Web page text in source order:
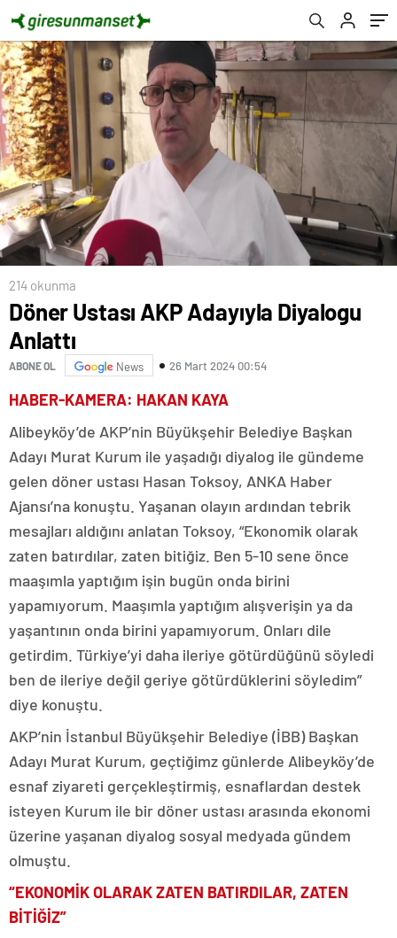
214 okunma
Döner Ustası AKP Adayıyla Diyalogu
Anlattı
ABONE OL News 26 Mart 2024 00:54
HABER-KAMERA: HAKAN KAYA
Alibeyköy’de AKP’nin Büyükşehir Belediye Başkan
Adayı Murat Kurum ile yaşadığı diyalog ile gündeme
gelen döner ustası Hasan Toksoy, ANKA Haber
Ajansı’na konuştu. Yaşanan olayın ardından tebrik
mesajları aldığını anlatan Toksoy, “Ekonomik olarak
zaten batırdılar, zaten bitiğiz. Ben 5-10 sene önce
maaşımla yaptığım işin bugün onda birini
yapamıyorum. Maaşımla yaptığım alışverişin ya da
yaşantının onda birini yapamıyorum. Onları dile
getirdim. Türkiye’yi daha ileriye götürdüğünü söyledi
ben de ileriye değil geriye götürdüklerini söyledim”
diye konuştu.
AKP’nin İstanbul Büyükşehir Belediye (İBB) Başkan
Adayı Murat Kurum, geçtiğimz günlerde Alibeyköy’de
esnaf ziyareti gerçekleştirmiş, esnaflardan destek
isteyen Kurum ile bir döner ustası arasında ekonomi
üzerine yaşanan diyalog sosyal medyada gündem
olmuştu.
“EKONOMİK OLARAK ZATEN BATIRDILAR, ZATEN
BİTİĞİZ”